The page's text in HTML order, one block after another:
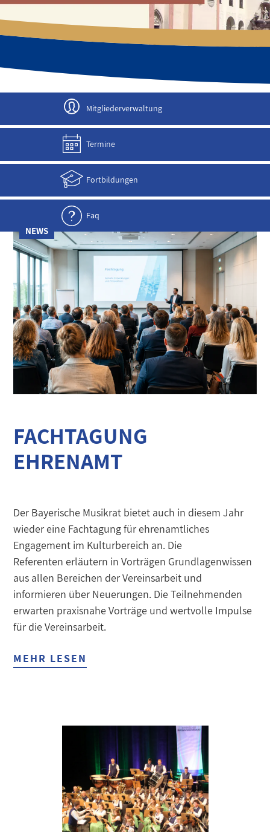
Mitgliederverwaltung
Termine
Fortbildungen
Faq
NEWS
FACHTAGUNG
EHRENAMT
Der Bayerische Musikrat bietet auch in diesem Jahr
wieder eine Fachtagung für ehrenamtliches
Engagement im Kulturbereich an. Die
Referenten erläutern in Vorträgen Grundlagenwissen
aus allen Bereichen der Vereinsarbeit und
informieren über Neuerungen. Die Teilnehmenden
erwarten praxisnahe Vorträge und wertvolle Impulse
für die Vereinsarbeit.
MEHR LESEN